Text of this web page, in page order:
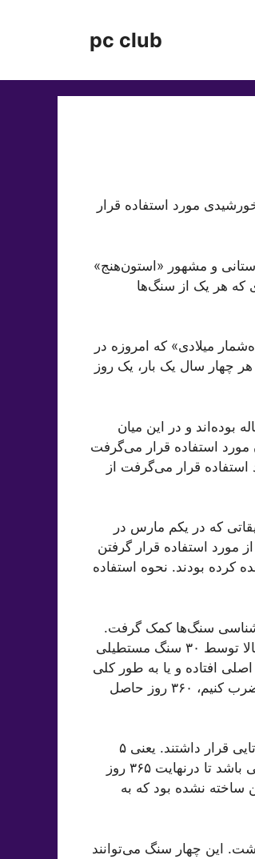
pc club
مورد استفاده قرار
و مشهور «استون‌هنج»
که هر یک از سنگ‌ها
که در «گاه‌شمار میلادی» که امروزه در
می‌گیرد، ۳۶۵ روز وجود دارد و هر چهار سال یک بار، یک روز
سال‌ها در تلاش برای تشخیص کاربرد اصلی این سازه ۵۰۰۰ ساله بوده‌اند و در این میان
مورد استفاده قرار می‌گرفت
استفاده قرار می‌گرفت از
که در یکم مارس در
مورد استفاده قرار گرفتن
کرده بودند. نحوه استفاده
سنگ‌ها کمک گرفت.
به گفته «دارویل»، «استون‌هنج» ۳۰ سنگ عظیم را شامل می‌شد که از بخش بالا توسط ۳۰ سنگ مستطیلی
افتاده‌ و یا به طور کلی
گم شده‌اند. این ۳۰ سنگ نمایانگر ۳۰ روز بودند. اگر این ۳۰ روز را در ۱۲ ماه ضرب کنیم، ۳۶۰ روز حاصل
به گفته «دارویل» در داخل حلقه سنگ‌ها، ۱۰ سنگ که با فاصله و به صورت دوتایی قرار داشتند. یعنی ۵
جفت سنگ در داخل این حلقه وجود داشت که می‌تواند نمایانگر پنج روز اضافی باشد تا درنهایت ۳۶۵ روز
ساخته نشده بود که به
از حلقه ۳۰ تایی سنگ‌ها وجود داشت. این چهار سنگ می‌توانند